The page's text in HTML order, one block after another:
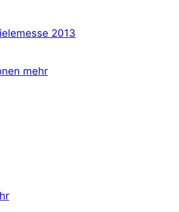
2013
mehr